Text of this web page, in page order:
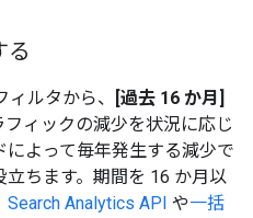
る
ィルタから、
[過去 16 か月]
ィックの減少を状況に応じ
よって毎年発生する減少で
ちます。期間を 16 か月以
Search Analytics API や一括